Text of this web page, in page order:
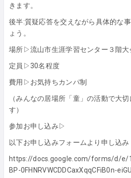
きます。
後半:質疑応答を交えながら具体的な
ょう。
場所▷流山市生涯学習センター３階大
定員▷30名程度
費用▷お気持ちカンパ制
（みんなの居場所「童」の活動で大
す）
参加お申し込み▷
以下お申し込みフォームより申し込み
https://docs.google.com/forms/d/e/
BP-0FHNRVWCDDCaxXqqCFiB0n-